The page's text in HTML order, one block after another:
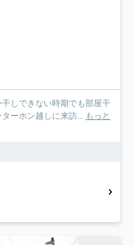
しできない時期でも部屋干
ーホン越しに来訪... もっと